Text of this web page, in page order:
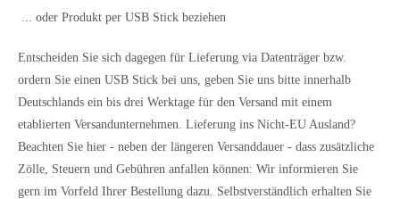
... oder Produkt per USB Stick beziehen
Entscheiden Sie sich dagegen für Lieferung via Datenträger bzw.
ordern Sie einen USB Stick bei uns, geben Sie uns bitte innerhalb
Deutschlands ein bis drei Werktage für den Versand mit einem
etablierten Versandunternehmen. Lieferung ins Nicht-EU Ausland?
Beachten Sie hier - neben der längeren Versanddauer - dass zusätzliche
Zölle, Steuern und Gebühren anfallen können: Wir informieren Sie
gern im Vorfeld Ihrer Bestellung dazu. Selbstverständlich erhalten Sie